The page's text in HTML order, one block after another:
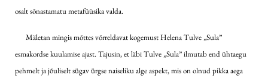
osalt sõnastamatu metafüüsika valda.
Mäletan mingis mõttes võrreldavat kogemust Helena Tulve „Sula”
esmakordse kuulamise ajast. Tajusin, et läbi Tulve „Sula” ilmutab end ühtaegu
pehmelt ja jõuliselt sügav ürgse naiseliku alge aspekt, mis on olnud pikka aega